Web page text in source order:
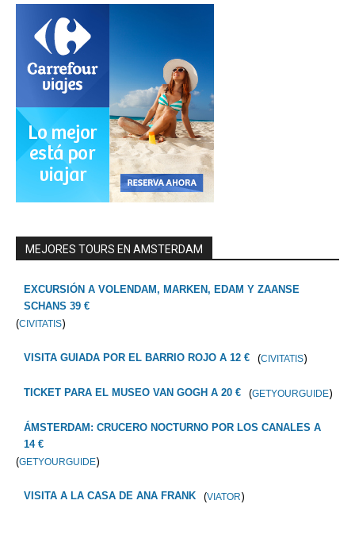
MEJORES TOURS EN AMSTERDAM
EXCURSIÓN A VOLENDAM, MARKEN, EDAM Y ZAANSE
SCHANS 39 €
(CIVITATIS)
VISITA GUIADA POR EL BARRIO ROJO A 12 € (CIVITATIS)
TICKET PARA EL MUSEO VAN GOGH A 20 € (GETYOURGUIDE)
ÁMSTERDAM: CRUCERO NOCTURNO POR LOS CANALES A
14 €
(GETYOURGUIDE)
VISITA A LA CASA DE ANA FRANK (VIATOR)